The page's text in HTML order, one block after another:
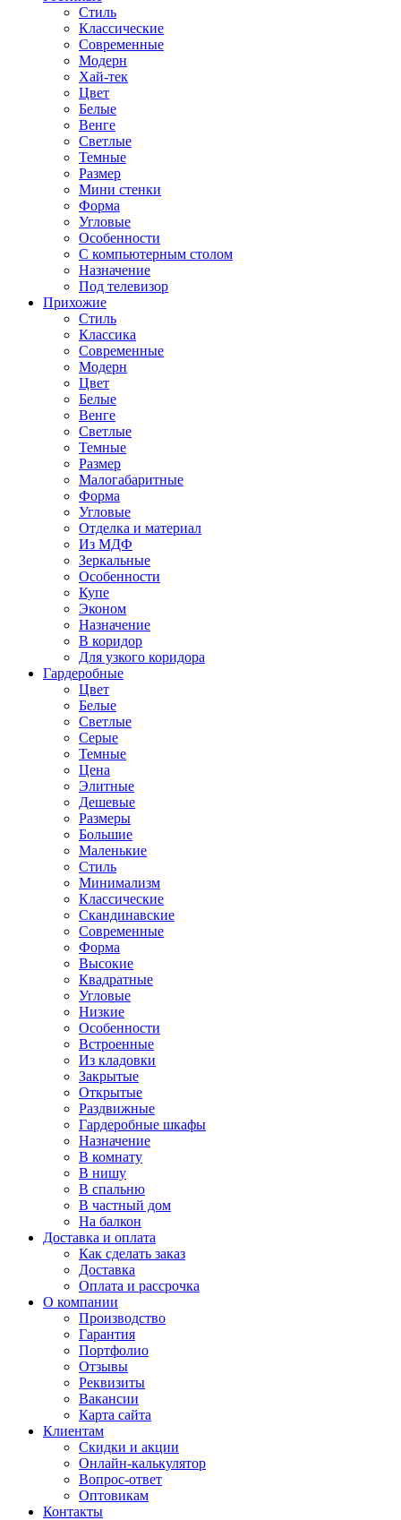
Стиль
Классические
Современные
Модерн
Хай-тек
Цвет
Белые
Венге
Светлые
Темные
Размер
Мини стенки
Форма
Угловые
Особенности
С компьютерным столом
Назначение
Под телевизор
Прихожие
Стиль
Классика
Современные
Модерн
Цвет
Белые
Венге
Светлые
Темные
Размер
Малогабаритные
Форма
Угловые
Отделка и материал
Из МДФ
Зеркальные
Особенности
Купе
Эконом
Назначение
В коридор
Для узкого коридора
Гардеробные
Цвет
Белые
Светлые
Серые
Темные
Цена
Элитные
Дешевые
Размеры
Большие
Маленькие
Стиль
Минимализм
Классические
Скандинавские
Современные
Форма
Высокие
Квадратные
Угловые
Низкие
Особенности
Встроенные
Из кладовки
Закрытые
Открытые
Раздвижные
Гардеробные шкафы
Назначение
В комнату
В нишу
В спальню
В частный дом
На балкон
Доставка и оплата
Как сделать заказ
Доставка
Оплата и рассрочка
О компании
Производство
Гарантия
Портфолио
Отзывы
Реквизиты
Вакансии
Карта сайта
Клиентам
Скидки и акции
Онлайн-калькулятор
Вопрос-ответ
Оптовикам
Контакты